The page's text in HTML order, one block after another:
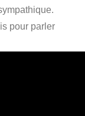
pour parler